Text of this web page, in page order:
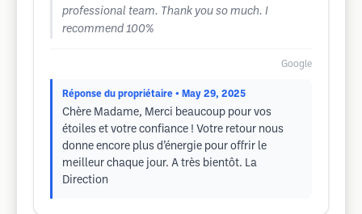
professional team. Thank you so much. I
recommend 100%
Google
Réponse du propriétaire • May 29, 2025
Chère Madame, Merci beaucoup pour vos
étoiles et votre confiance ! Votre retour nous
donne encore plus d’énergie pour offrir le
meilleur chaque jour. A très bientôt. La
Direction